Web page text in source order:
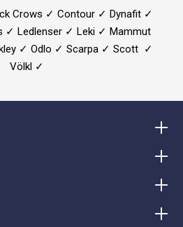
Crows ✓ Contour ✓ Dynafit ✓
✓ Ledlenser ✓ Leki ✓ Mammut
✓ Odlo ✓ Scarpa ✓ Scott ✓
Völkl ✓